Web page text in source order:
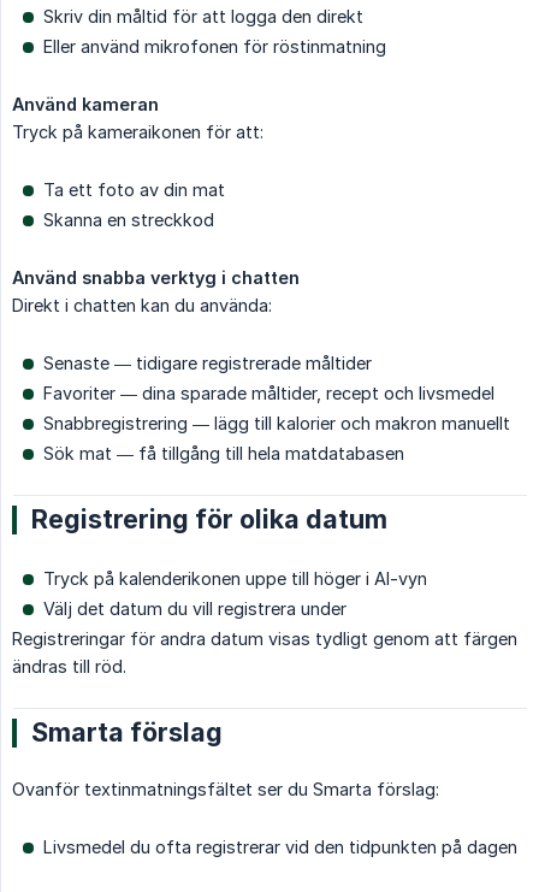
Skriv din måltid för att logga den direkt
Eller använd mikrofonen för röstinmatning
Använd kameran
Tryck på kameraikonen för att:
Ta ett foto av din mat
Skanna en streckkod
Använd snabba verktyg i chatten
Direkt i chatten kan du använda:
Senaste — tidigare registrerade måltider
Favoriter — dina sparade måltider, recept och livsmedel
Snabbregistrering — lägg till kalorier och makron manuellt
Sök mat — få tillgång till hela matdatabasen
Registrering för olika datum
Tryck på kalenderikonen uppe till höger i AI-vyn
Välj det datum du vill registrera under
Registreringar för andra datum visas tydligt genom att färgen
ändras till röd.
Smarta förslag
Ovanför textinmatningsfältet ser du Smarta förslag:
Livsmedel du ofta registrerar vid den tidpunkten på dagen